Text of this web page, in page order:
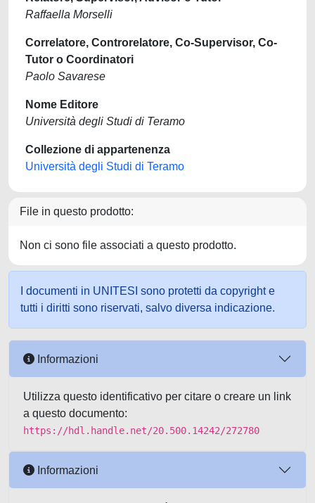
Raffaella Morselli
Correlatore, Controrelatore, Co-Supervisor, Co-
Tutor o Coordinatori
Paolo Savarese
Nome Editore
Università degli Studi di Teramo
Collezione di appartenenza
Università degli Studi di Teramo
File in questo prodotto:
Non ci sono file associati a questo prodotto.
I documenti in UNITESI sono protetti da copyright e
tutti i diritti sono riservati, salvo diversa indicazione.
Informazioni
Utilizza questo identificativo per citare o creare un link
a questo documento:
https://hdl.handle.net/20.500.14242/272780
Informazioni